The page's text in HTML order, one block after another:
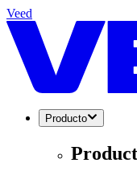
Veed
Producto